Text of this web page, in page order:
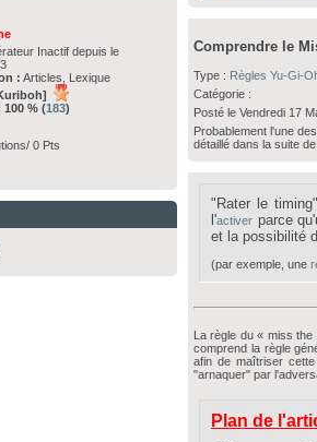
Inactif depuis le
: Articles, Lexique
100 % (183)
0 Pts
Comprendre le
Type : Règles Yu-Gi-
Catégorie :
Posté le Vendredi 17
Probablement l'une
détaillé dans la suite
"Rater le
l'activer parce
et la possibilité
(par exemple, une
La règle du « miss
comprend la règle
afin de maîtriser
"arnaquer" par
Plan de